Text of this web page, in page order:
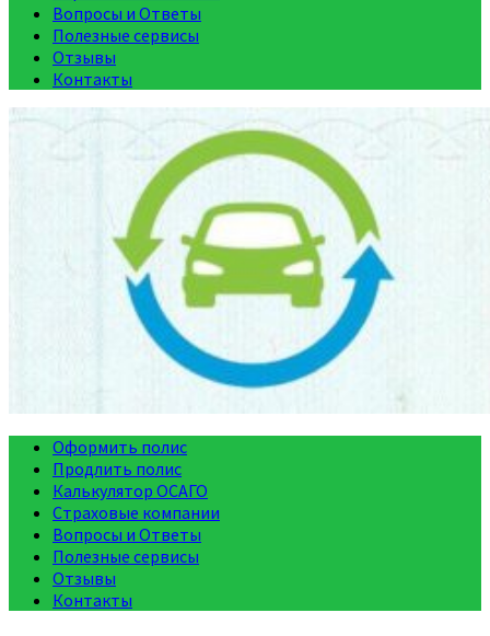
Вопросы и Ответы
Полезные сервисы
Отзывы
Контакты
Оформить полис
Продлить полис
Калькулятор ОСАГО
Страховые компании
Вопросы и Ответы
Полезные сервисы
Отзывы
Контакты